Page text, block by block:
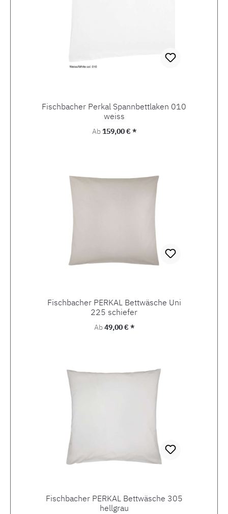
Fischbacher Perkal Spannbettlaken 010
weiss
Regulärer Preis:
Ab159,00 € *
Fischbacher PERKAL Bettwäsche Uni
225 schiefer
Regulärer Preis:
Ab49,00 € *
Fischbacher PERKAL Bettwäsche 305
hellgrau